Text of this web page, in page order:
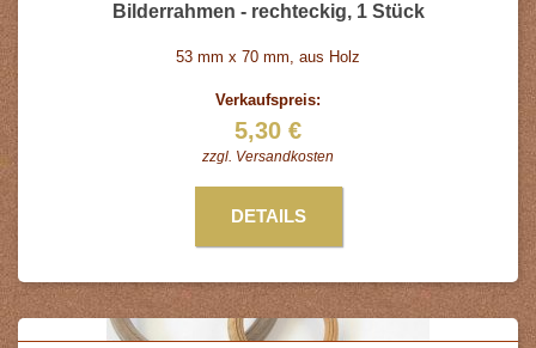
Bilderrahmen - rechteckig, 1 Stück
53 mm x 70 mm, aus Holz
Verkaufspreis:
5,30 €
zzgl. Versandkosten
DETAILS